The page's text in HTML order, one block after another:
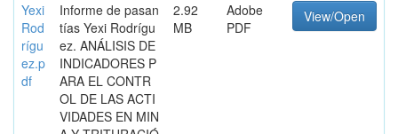
Yexi
Rod
rígu
ez.p
df
Informe de pasan
tías Yexi Rodrígu
ez. ANÁLISIS DE
INDICADORES P
ARA EL CONTR
OL DE LAS ACTI
VIDADES EN MIN
2.92
MB
Adobe
PDF
View/Open